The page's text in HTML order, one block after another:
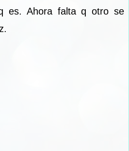
es. Ahora falta q otro se